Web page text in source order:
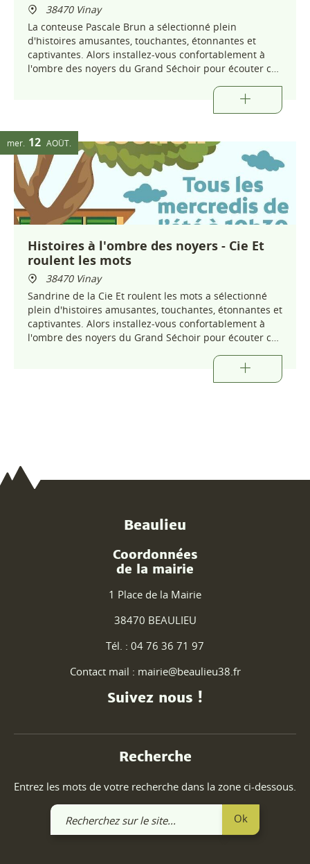
38470 Vinay
La conteuse Pascale Brun a sélectionné plein
d'histoires amusantes, touchantes, étonnantes et
captivantes. Alors installez-vous confortablement à
l'ombre des noyers du Grand Séchoir pour écouter ces
mer. 12 AOÛT
Histoires à l'ombre des noyers - Cie Et
roulent les mots
38470 Vinay
Sandrine de la Cie Et roulent les mots a sélectionné
plein d'histoires amusantes, touchantes, étonnantes et
captivantes. Alors installez-vous confortablement à
l'ombre des noyers du Grand Séchoir pour écouter ces
Beaulieu
Coordonnées
de la mairie
1 Place de la Mairie
38470 BEAULIEU
Tél. : 04 76 36 71 97
Contact mail : mairie@beaulieu38.fr
Suivez nous !
Recherche
Entrez les mots de votre recherche dans la zone ci-dessous.
Recherchez
sur
Ok